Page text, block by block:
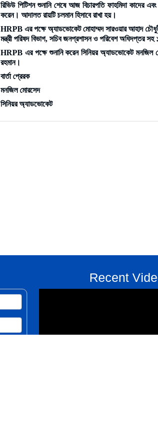
রিভিউ পিটিশন শুনানি শেষে আজ বিচারপতি ফাহমিদা কাদের
করেন। আদালত রায়টি চলমান হিসাবে রাখা হয়।
HRPB এর পক্ষে অ্যাডভোকেট মোহাম্মদ সারওয়ার আহাদ
মন্ত্রী পরিষদ বিভাগ, সচিব জনপ্রশাসন ও পরিবেশ অধিদপ্তর
HRPB এর পক্ষে শুনানি করেন সিনিয়র অ্যাডভোকেট মনজিল
রহমান।
বার্তা প্রেরক
মনজিল মোরসেদ
সিনিয়র অ্যাডভোকেট
Recent